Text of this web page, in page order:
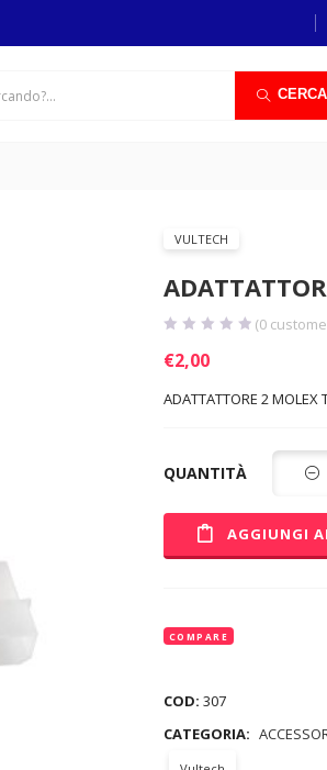
CERCA
VULTECH
(0
€2,00
ADATTATTORE 2 MOLEX
QUANTITÀ
AGGIUNGI
COMPARE
COD: 307
CATEGORIA: